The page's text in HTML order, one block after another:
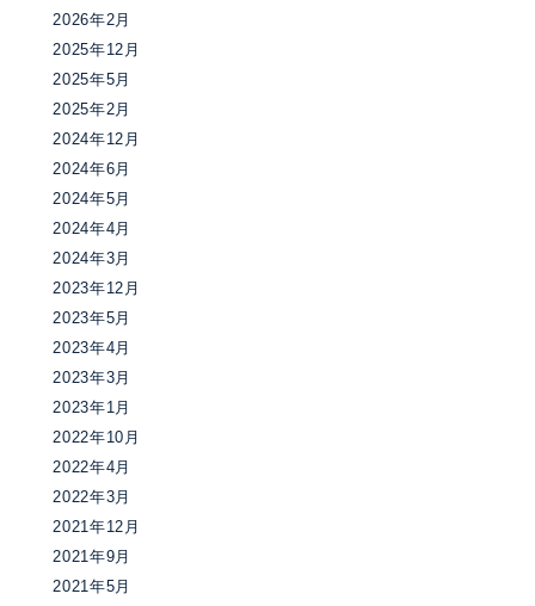
2026年2月
2025年12月
2025年5月
2025年2月
2024年12月
2024年6月
2024年5月
2024年4月
2024年3月
2023年12月
2023年5月
2023年4月
2023年3月
2023年1月
2022年10月
2022年4月
2022年3月
2021年12月
2021年9月
2021年5月